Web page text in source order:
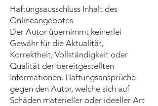
Haftungsausschluss Inhalt des
Onlineangebotes
Der Autor übernimmt keinerlei
Gewähr für die Aktualität,
Korrektheit, Vollständigkeit oder
Qualität der bereitgestellten
Informationen. Haftungsansprüche
gegen den Autor, welche sich auf
Schäden materieller oder ideeller Art